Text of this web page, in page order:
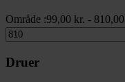
Område :99,00 kr. - 810,00
Druer